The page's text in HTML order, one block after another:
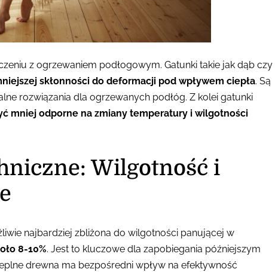
z ogrzewaniem podłogowym. Gatunki takie jak dąb czy
skłonności do deformacji pod wpływem ciepła. Są
rozwiązania dla ogrzewanych podłóg. Z kolei gatunki
mniej odporne na zmiany temperatury i wilgotności
Wilgotność i
najbardziej zbliżona do wilgotności panującej w
8-10%. Jest to kluczowe dla zapobiegania późniejszym
drewna ma bezpośredni wpływ na efektywność